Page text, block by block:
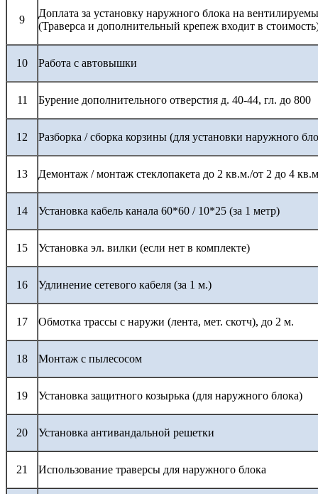
9
Доплата за установку наружного блока на
(Траверса и дополнительный крепеж входит в
10 Работа с автовышки
11 Бурение дополнительного отверстия д. 40-44, гл. до 800
12 Разборка / сборка корзины (для установки наружного
13 Демонтаж / монтаж стеклопакета до 2 кв.м./от 2 до 4
14 Установка кабель канала 60*60 / 10*25 (за 1 метр)
15 Установка эл. вилки (если нет в комплекте)
16 Удлинение сетевого кабеля (за 1 м.)
17 Обмотка трассы с наружи (лента, мет. скотч), до 2 м.
18 Монтаж с пылесосом
19 Установка защитного козырька (для наружного блока)
20 Установка антивандальной решетки
21 Использование траверсы для наружного блока